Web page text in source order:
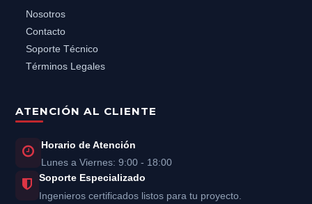
Nosotros
Contacto
Soporte Técnico
Términos Legales
ATENCIÓN AL CLIENTE
Horario de Atención
Lunes a Viernes: 9:00 - 18:00
Soporte Especializado
Ingenieros certificados listos para tu proyecto.